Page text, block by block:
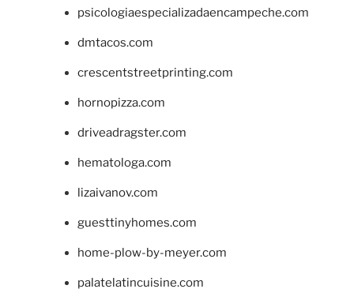
psicologiaespecializadaencampeche.com
dmtacos.com
crescentstreetprinting.com
hornopizza.com
driveadragster.com
hematologa.com
lizaivanov.com
guesttinyhomes.com
home-plow-by-meyer.com
palatelatincuisine.com